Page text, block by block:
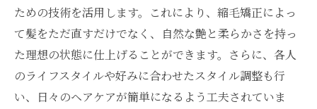
ための技術を活用します。これにより、縮毛矯正によっ
て髪をただ直すだけでなく、自然な艶と柔らかさを持っ
た理想の状態に仕上げることができます。さらに、各人
のライフスタイルや好みに合わせたスタイル調整も行
い、日々のヘアケアが簡単になるよう工夫されていま